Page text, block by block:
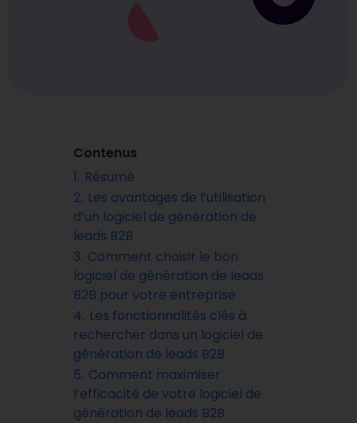
Contenus
1. Résumé
2. Les avantages de l’utilisation
d’un logiciel de génération de
leads B2B
3. Comment choisir le bon
logiciel de génération de leads
B2B pour votre entreprise
4. Les fonctionnalités clés à
rechercher dans un logiciel de
génération de leads B2B
5. Comment maximiser
l’efficacité de votre logiciel de
génération de leads B2B